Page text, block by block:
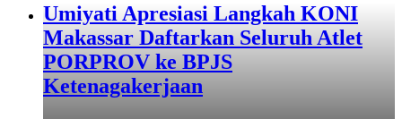
Umiyati Apresiasi Langkah KONI
Makassar Daftarkan Seluruh Atlet
PORPROV ke BPJS
Ketenagakerjaan